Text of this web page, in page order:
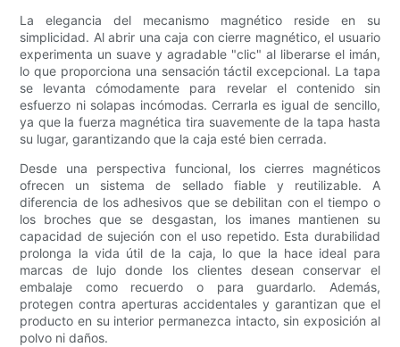
La elegancia del mecanismo magnético reside en su
simplicidad. Al abrir una caja con cierre magnético, el usuario
experimenta un suave y agradable "clic" al liberarse el imán,
lo que proporciona una sensación táctil excepcional. La tapa
se levanta cómodamente para revelar el contenido sin
esfuerzo ni solapas incómodas. Cerrarla es igual de sencillo,
ya que la fuerza magnética tira suavemente de la tapa hasta
su lugar, garantizando que la caja esté bien cerrada.
Desde una perspectiva funcional, los cierres magnéticos
ofrecen un sistema de sellado fiable y reutilizable. A
diferencia de los adhesivos que se debilitan con el tiempo o
los broches que se desgastan, los imanes mantienen su
capacidad de sujeción con el uso repetido. Esta durabilidad
prolonga la vida útil de la caja, lo que la hace ideal para
marcas de lujo donde los clientes desean conservar el
embalaje como recuerdo o para guardarlo. Además,
protegen contra aperturas accidentales y garantizan que el
producto en su interior permanezca intacto, sin exposición al
polvo ni daños.